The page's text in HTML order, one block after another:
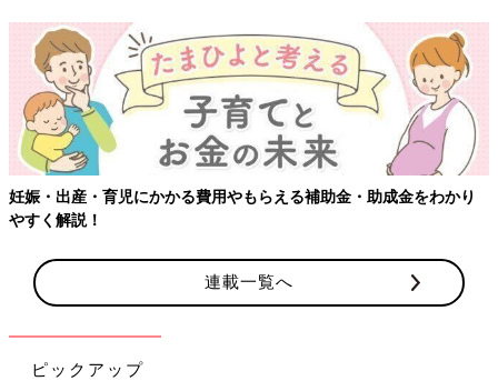
【ワクチン接種できるものも】妊婦の感染症対策、知っておいて！
連載一覧へ
ピックアップ